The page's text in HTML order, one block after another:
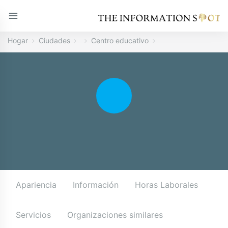
Hogar Ciudades Centro educativo
Apariencia Información Horas Laborales
Servicios Organizaciones similares